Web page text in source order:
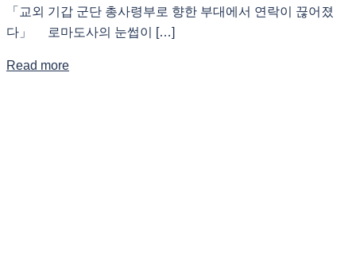
「교외 기갑 군단 총사령부로 향한 부대에서 연락이 끊어졌
다」 로마도사의 눈썹이 […]
Read more